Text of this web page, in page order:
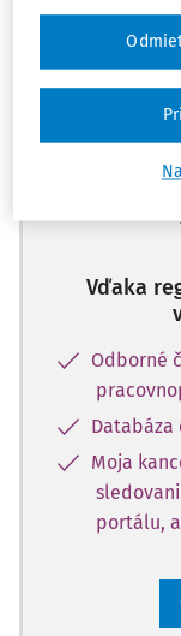
Celý
Vďaka
Odborné
Moja
portálu,